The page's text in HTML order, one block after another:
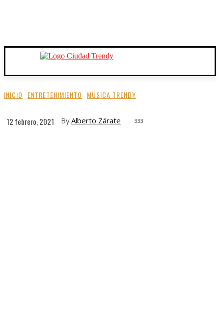
INICIO ENTRETENIMIENTO MÚSICA TRENDY
12 febrero, 2021 ByAlberto Zárate 333